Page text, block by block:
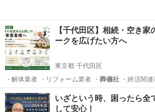
【千代田区】相続・空き家
ークを広げたい方へ
東京都 千代田区
・解体業者 ・リフォーム業者 ・ 葬儀社・終活関連
相続…
東京 千代田区 その他 案件
いざという時、困ったら全
して安心！